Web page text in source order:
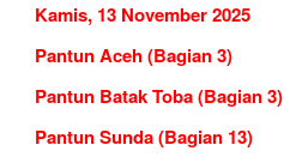
Kamis, 13 November 2025
Pantun Aceh (Bagian 3)
Pantun Batak Toba (Bagian 3)
Pantun Sunda (Bagian 13)